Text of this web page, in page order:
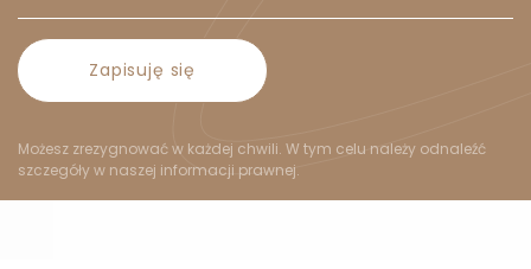
Zapisuję się
Możesz zrezygnować w każdej chwili. W tym celu należy odnaleźć
szczegóły w naszej informacji prawnej.